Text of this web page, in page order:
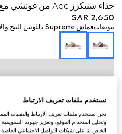
حذاء سنيكرز Ace من غوتشي مع شريط ويب للنساء
SAR 2,650
تنويعاتقماش Supreme باللونين البيج والأبنوس
نستخدم ملفات تعريف الارتباط
نحن نستخدم ملفات تعريف الارتباط والتقنيات
وتحليل استخدام الموقع، وتعزيز جهودنا
الخاص بنا على شبكات التواصل الاجتماعي